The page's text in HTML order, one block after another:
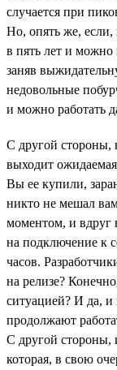
случается при
Но, опять же, если,
в пять лет и
заняв
недовольные
и можно работать
С другой стороны,
выходит
Вы ее купили,
никто не мешал
моментом, и вдруг
на подключение к
часов.
на релизе?
ситуацией? И да, и
продолжают
С другой стороны,
которая, в свою